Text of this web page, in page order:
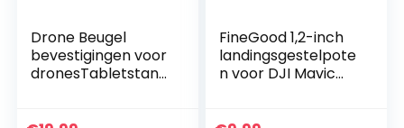
Drone Beugel
bevestigingen voor
dronesTabletstand
FineGood 1,2-inch
landingsgestelpote
n voor DJI Mavic